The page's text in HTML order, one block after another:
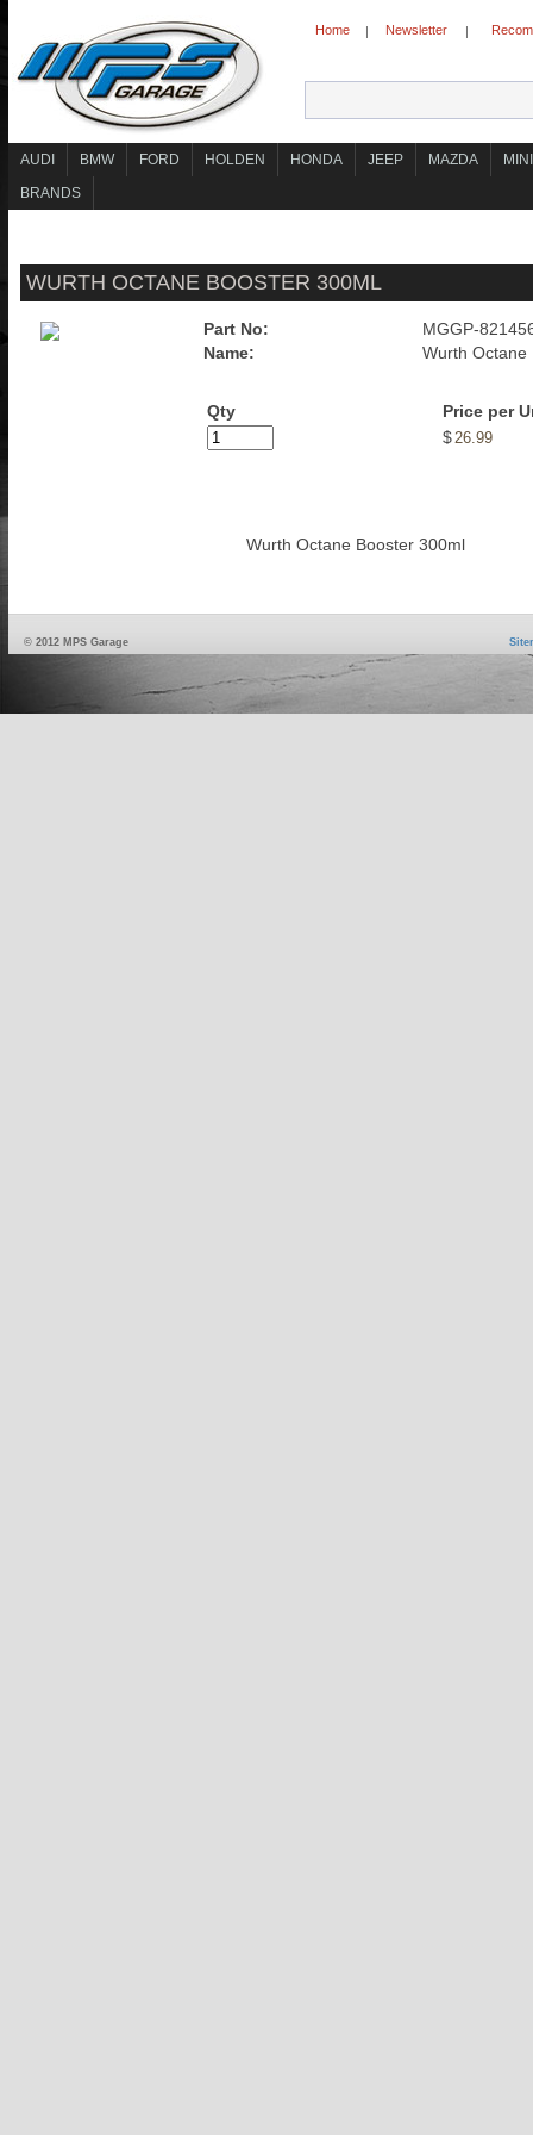
Home | Newsletter |
AUDI BMW FORD HOLDEN HONDA JEEP MAZDA
MINI
BRANDS
WURTH OCTANE BOOSTER 300ML
Part No:
MGGP-
Name:
Wurth Octane
Qty
Price per
$
Wurth Octane Booster 300ml
© 2012 MPS Garage